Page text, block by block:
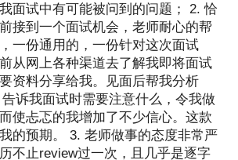
面试中有可能被问到的问题； 2. 恰
接到一个面试机会，老师耐心的帮
一份通用的，一份针对这次面试
从网上各种渠道去了解我即将面试
资料分享给我。见面后帮我分析
诉我面试时需要注意什么，令我做
使忐忑的我增加了不少信心。这款
的预期。 3. 老师做事的态度非常严
不止review过一次，且几乎是逐字